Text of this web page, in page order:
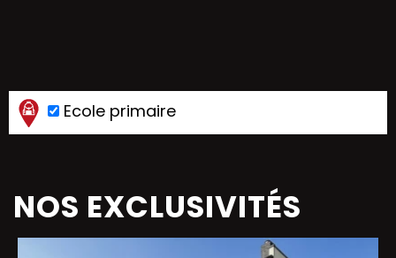
Ecole primaire
NOS EXCLUSIVITÉS